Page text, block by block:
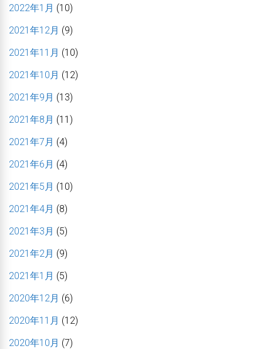
2022年1月 (10)
2021年12月 (9)
2021年11月 (10)
2021年10月 (12)
2021年9月 (13)
2021年8月 (11)
2021年7月 (4)
2021年6月 (4)
2021年5月 (10)
2021年4月 (8)
2021年3月 (5)
2021年2月 (9)
2021年1月 (5)
2020年12月 (6)
2020年11月 (12)
2020年10月 (7)